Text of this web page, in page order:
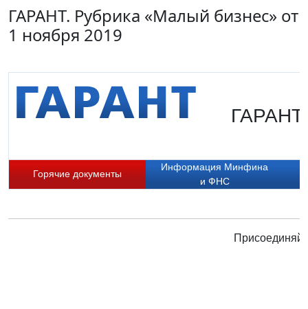
ГАРАНТ. Рубрика «Малый бизнес» от
1 ноября 2019
Горячие документы
Информация Минфина
и ФНС